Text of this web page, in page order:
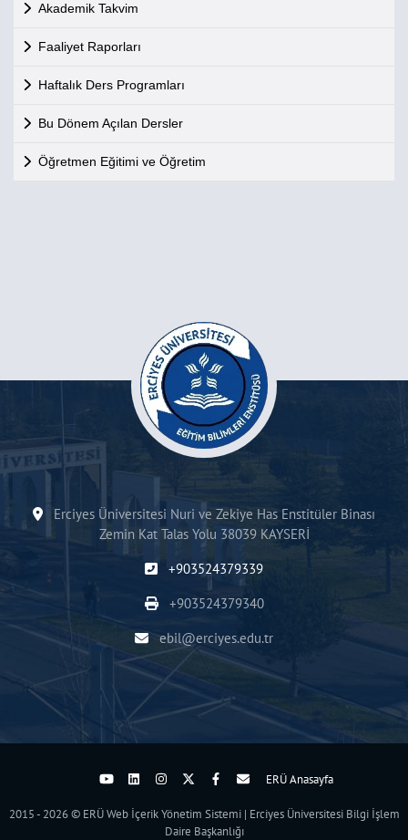
Akademik Takvim
Faaliyet Raporları
Haftalık Ders Programları
Bu Dönem Açılan Dersler
Öğretmen Eğitimi ve Öğretim
Erciyes Üniversitesi Nuri ve Zekiye Has Enstitüler Binası
Zemin Kat Talas Yolu 38039 KAYSERİ
+903524379339
+903524379340
ebil@erciyes.edu.tr
ERÜ Anasayfa
2015 - 2026 © ERÜ Web İçerik Yönetim Sistemi | Erciyes Üniversitesi Bilgi İşlem
Daire Başkanlığı